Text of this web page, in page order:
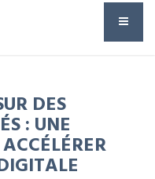
DES
: UNE